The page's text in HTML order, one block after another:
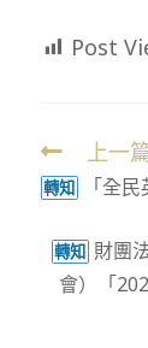
Post
Read
more
上一
轉知 「全
轉知 財團
會）「